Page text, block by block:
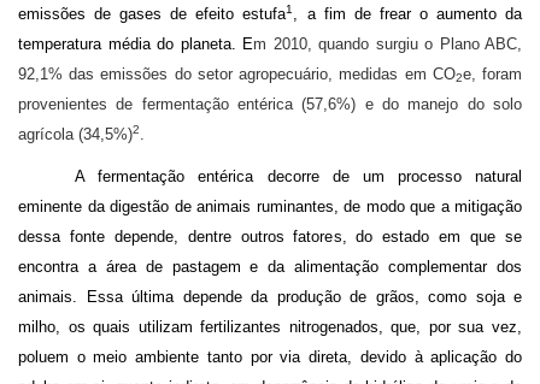
emissões de gases de efeito estufa1
, a fim de frear o aumento da
temperatura média do planeta. Em 2010, quando surgiu o Plano ABC,
92,1% das emissões do setor agropecuário, medidas em CO2e, foram
provenientes de fermentação entérica (57,6%) e do manejo do solo
agrícola (34,5%)2
A fermentação entérica decorre de um processo natural
eminente da digestão de animais ruminantes, de modo que a mitigação
dessa fonte depende, dentre outros fatores, do estado em que se
encontra a área de pastagem e da alimentação complementar dos
animais. Essa última depende da produção de grãos, como soja e
milho, os quais utilizam fertilizantes nitrogenados, que, por sua vez,
poluem o meio ambiente tanto por via direta, devido à aplicação do